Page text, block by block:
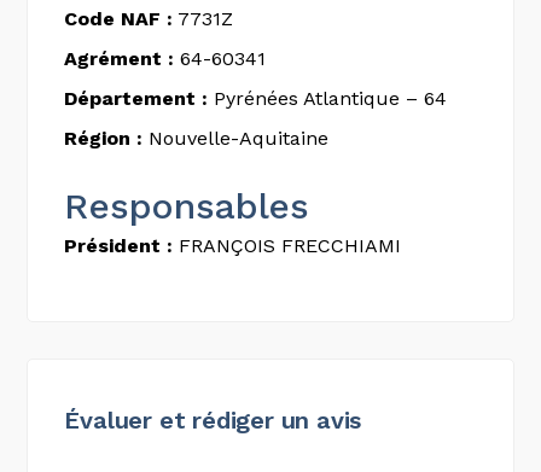
Code NAF : 7731Z
Agrément : 64-60341
Département : Pyrénées Atlantique – 64
Région : Nouvelle-Aquitaine
Responsables
Président : FRANÇOIS FRECCHIAMI
Évaluer et rédiger un avis